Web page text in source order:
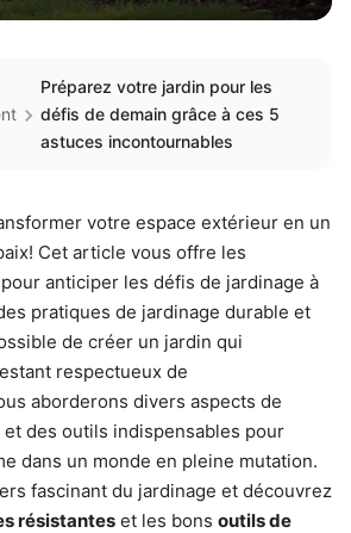
Préparez votre jardin pour les
défis de demain grâce à ces 5
astuces incontournables
votre espace extérieur en un
Cet article vous offre les
anticiper les défis de jardinage à
pratiques de jardinage durable et
de créer un jardin qui
respectueux de
aborderons divers aspects de
et des outils indispensables pour
dans un monde en pleine mutation.
fascinant du jardinage et découvrez
résistantes et les bons outils de